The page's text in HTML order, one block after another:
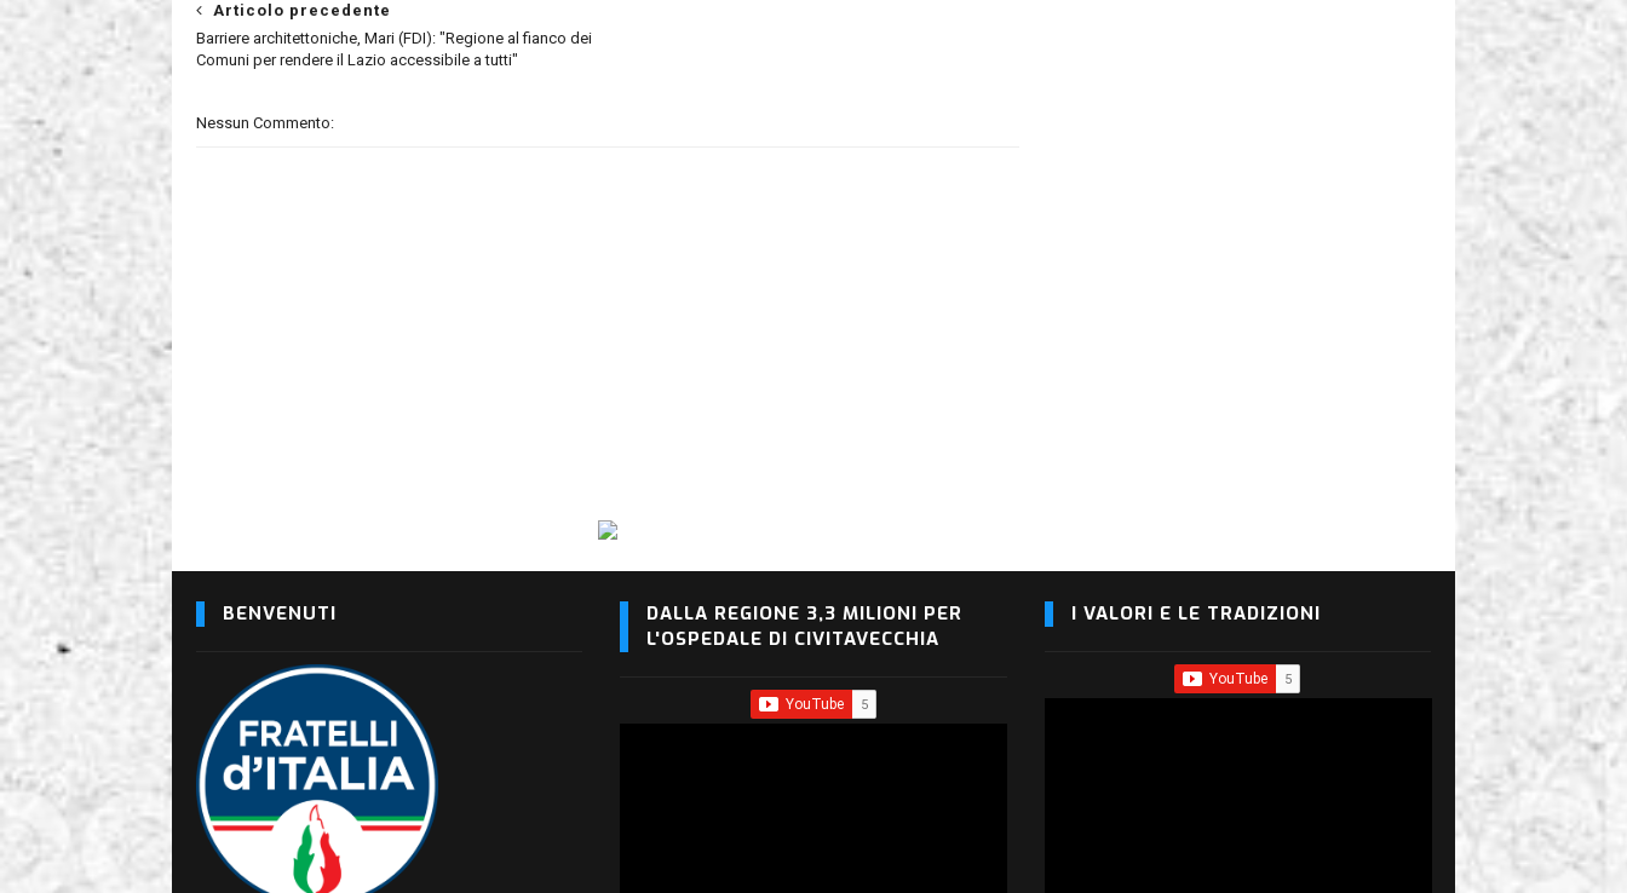
Articolo precedente
Barriere architettoniche, Mari (FDI): "Regione al fianco dei
Comuni per rendere il Lazio accessibile a tutti"
Nessun Commento:
BENVENUTI
DALLA REGIONE 3,3 MILIONI PER
L'OSPEDALE DI CIVITAVECCHIA
I VALORI E LE TRADIZIONI